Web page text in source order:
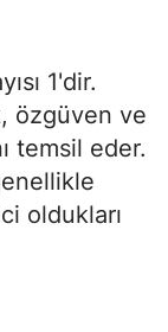
1'dir.
özgüven ve
temsil eder.
oldukları